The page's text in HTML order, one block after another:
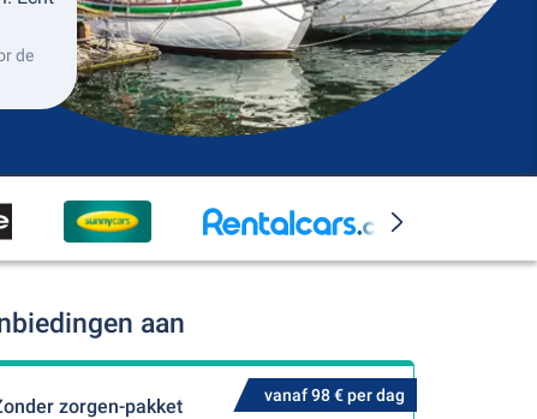
de
aan
vanaf 98 € per dag
zorgen-pakket